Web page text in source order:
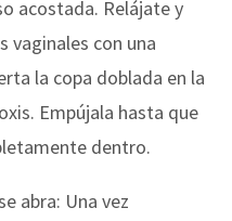
acostada. Relájate y
vaginales con una
la copa doblada en la
Empújala hasta que
dentro.
abra: Una vez